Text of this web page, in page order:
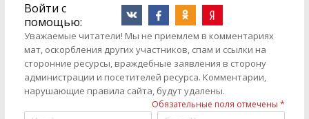
Войти с
помощью:
Уважаемые читатели! Мы не приемлем в комментариях
мат, оскорбления других участников, спам и ссылки на
сторонние ресурсы, враждебные заявления в сторону
администрации и посетителей ресурса. Комментарии,
нарушающие правила сайта, будут удалены.
Обязательные поля отмечены *